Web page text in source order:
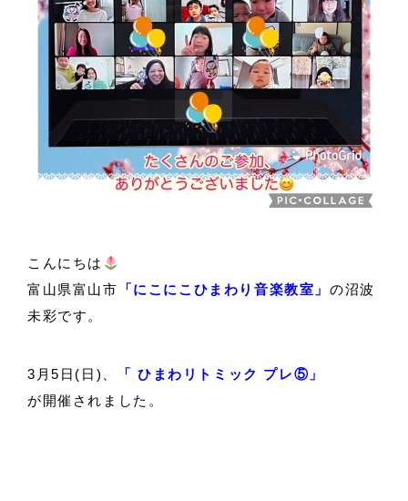
こんにちは
富山県富山市
「にこにこひまわり音楽教室」の沼波
未彩です。
3月5日(日)、
「 ひまわリトミック プレ⑤」
が開催されました。